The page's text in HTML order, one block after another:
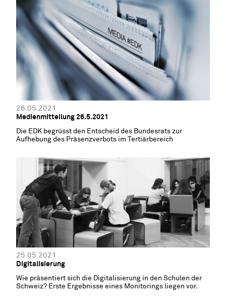
26.05.2021
Medienmitteilung 26.5.2021
Die EDK begrüsst den Entscheid des Bundesrats zur
Aufhebung des Präsenzverbots im Tertiärbereich
25.05.2021
Digitalisierung
Wie präsentiert sich die Digitalisierung in den Schulen der
Schweiz? Erste Ergebnisse eines Monitorings liegen vor.